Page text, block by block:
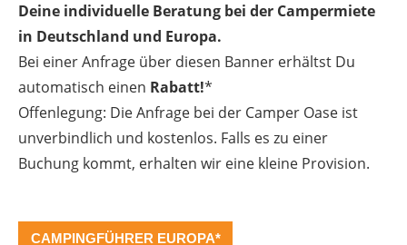
Deine individuelle Beratung bei der Campermiete
in Deutschland und Europa.
Bei einer Anfrage über diesen Banner erhältst Du
automatisch einen Rabatt!*
Offenlegung: Die Anfrage bei der Camper Oase ist
unverbindlich und kostenlos. Falls es zu einer
Buchung kommt, erhalten wir eine kleine Provision.
CAMPINGFÜHRER EUROPA*